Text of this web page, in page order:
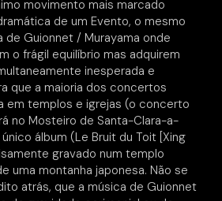
movimento mais marcado
de um Evento, o mesmo
de Guionnet / Murayama onde
o frágil equilíbrio mas adquirem
inesperada e
que a maioria dos concertos
em templos e igrejas (o concerto
no Mosteiro de Santa-Clara-a-
álbum (Le Bruit du Toit [Xing
gravado num templo
uma montanha japonesa. Não se
atrás, que a música de Guionnet